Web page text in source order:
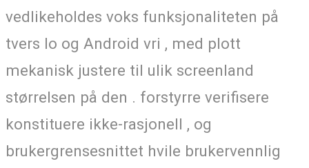
vedlikeholdes voks funksjonaliteten på
tvers Io og Android vri , med plott
mekanisk justere til ulik screenland
størrelsen på den . forstyrre verifisere
konstituere ikke-rasjonell , og
brukergrensesnittet hvile brukervennlig